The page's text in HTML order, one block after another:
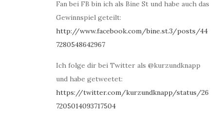
Fan bei FB bin ich als Bine St und habe auch das
Gewinnspiel geteilt:
http://www.facebook.com/bine.st.3/posts/44
7280548642967
Ich folge dir bei Twitter als @kurzundknapp
und habe getweetet:
https://twitter.com/kurzundknapp/status/26
7205014093717504